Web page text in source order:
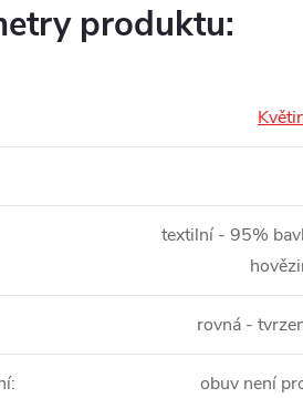
produktu:
textilní - 95%
rovná -
: obuv není